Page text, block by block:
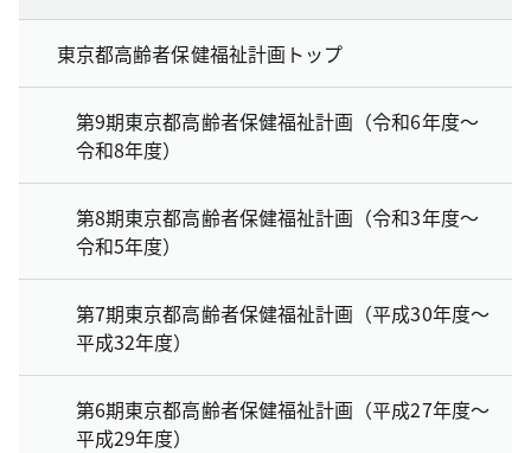
東京都高齢者保健福祉計画トップ
第9期東京都高齢者保健福祉計画（令和6年度～
令和8年度）
第8期東京都高齢者保健福祉計画（令和3年度～
令和5年度）
第7期東京都高齢者保健福祉計画（平成30年度～
平成32年度）
第6期東京都高齢者保健福祉計画（平成27年度～
平成29年度）